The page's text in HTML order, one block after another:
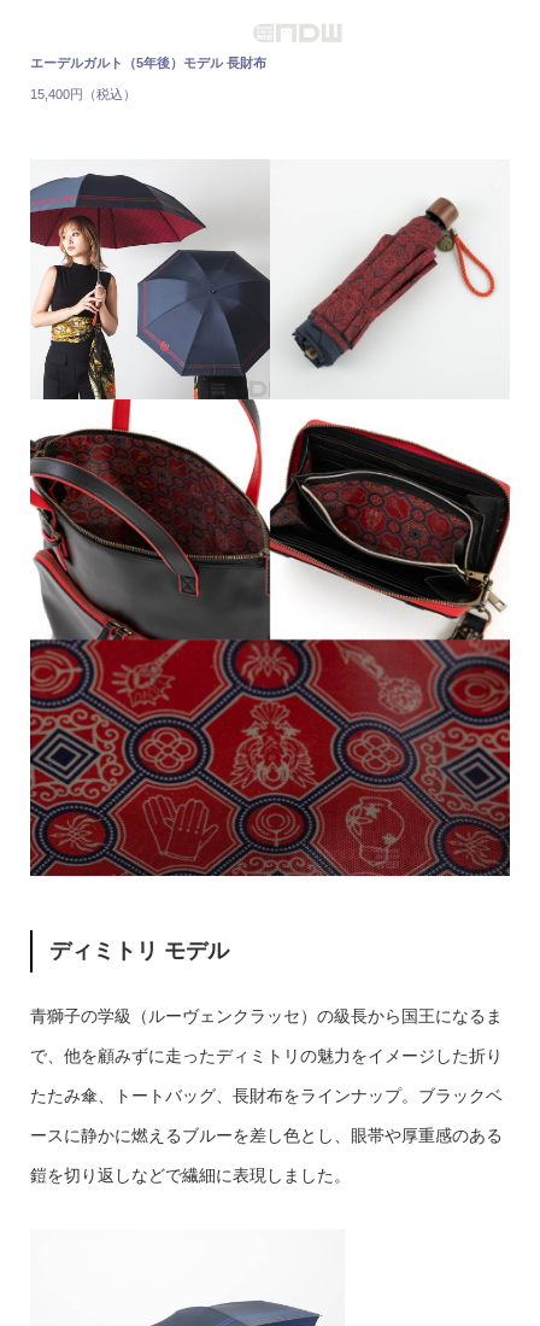
エーデルガルト（5年後）モデル 長財布
15,400円（税込）
ディミトリ モデル
青獅子の学級（ルーヴェンクラッセ）の級長から国王になるま
で、他を顧みずに走ったディミトリの魅力をイメージした折り
たたみ傘、トートバッグ、長財布をラインナップ。ブラックベ
ースに静かに燃えるブルーを差し色とし、眼帯や厚重感のある
鎧を切り返しなどで繊細に表現しました。